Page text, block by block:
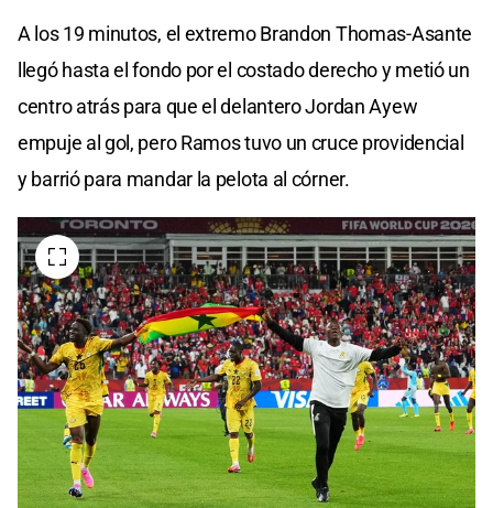
A los 19 minutos, el extremo Brandon Thomas-Asante
llegó hasta el fondo por el costado derecho y metió un
centro atrás para que el delantero Jordan Ayew
empuje al gol, pero Ramos tuvo un cruce providencial
y barrió para mandar la pelota al córner.